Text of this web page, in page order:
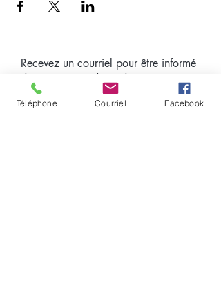
Recevez un courriel pour être informé
des activités et dates d'ouverture pour
l'autocueillette.
Téléphone Courriel Facebook